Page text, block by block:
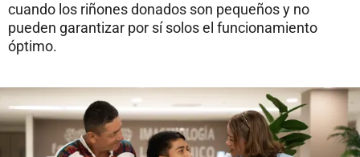
cuando los riñones donados son pequeños y no
pueden garantizar por sí solos el funcionamiento
óptimo.